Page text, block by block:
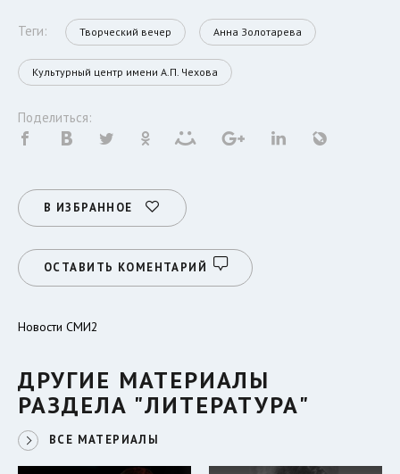
Теги: Творческий вечер Анна Золотарева
Культурный центр имени А.П. Чехова
Поделиться:
В ИЗБРАННОЕ
ОСТАВИТЬ КОМЕНТАРИЙ
Новости СМИ2
ДРУГИЕ МАТЕРИАЛЫ
РАЗДЕЛА "ЛИТЕРАТУРА"
ВСЕ МАТЕРИАЛЫ